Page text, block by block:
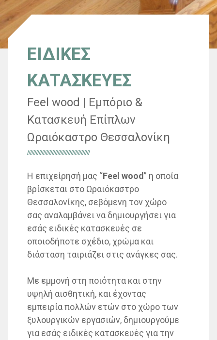
ΕΙΔΙΚΕΣ
ΚΑΤΑΣΚΕΥΕΣ
Feel wood | Εμπόριο &
Κατασκευή Επίπλων
Ωραιόκαστρο Θεσσαλονίκη
///////////////////////////////////////////
Η επιχείρησή μας “Feel wood” η οποία
βρίσκεται στο Ωραιόκαστρο
Θεσσαλονίκης, σεβόμενη τον χώρο
σας αναλαμβάνει να δημιουργήσει για
εσάς ειδικές κατασκευές σε
οποιοδήποτε σχέδιο, χρώμα και
διάσταση ταιριάζει στις ανάγκες σας.
Με εμμονή στη ποιότητα και στην
υψηλή αισθητική, και έχοντας
εμπειρία πολλών ετών στο χώρο των
ξυλουργικών εργασιών, δημιουργούμε
για εσάς ειδικές κατασκευές για την